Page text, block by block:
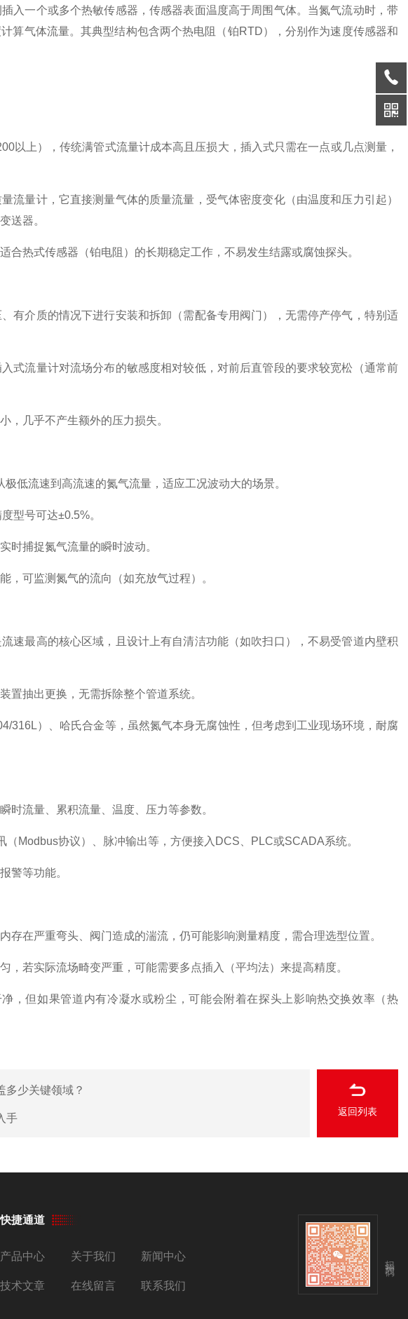
入一个或多个热敏传感器，传感器表面温度高于周围气体。当氮气流动时，带
算气体流量。其典型结构包含两个热电阻（铂RTD），分别作为速度传感器和
上），传统满管式流量计成本高且压损大，插入式只需在一点或几点测量，
量计，它直接测量气体的质量流量，受气体密度变化（由温度和压力引起）
送器。
热式传感器（铂电阻）的长期稳定工作，不易发生结露或腐蚀探头。
介质的情况下进行安装和拆卸（需配备专用阀门），无需停产停气，特别适
流量计对流场分布的敏感度相对较低，对前后直管段的要求较宽松（通常前
几乎不产生额外的压力损失。
流速到高流速的氮气流量，适应工况波动大的场景。
型号可达±0.5%。
捕捉氮气流量的瞬时波动。
可监测氮气的流向（如充放气过程）。
最高的核心区域，且设计上有自清洁功能（如吹扫口），不易受管道内壁积
抽出更换，无需拆除整个管道系统。
）、哈氏合金等，虽然氮气本身无腐蚀性，但考虑到工业现场环境，耐腐
流量、累积流量、温度、压力等参数。
协议）、脉冲输出等，方便接入DCS、PLC或SCADA系统。
等功能。
在严重弯头、阀门造成的湍流，仍可能影响测量精度，需合理选型位置。
若实际流场畸变严重，可能需要多点插入（平均法）来提高精度。
但如果管道内有冷凝水或粉尘，可能会附着在探头上影响热交换效率（热
多少关键领域？
手
返回列表
快捷通道
产品中心 关于我们 新闻中心
技术文章 在线留言 联系我们